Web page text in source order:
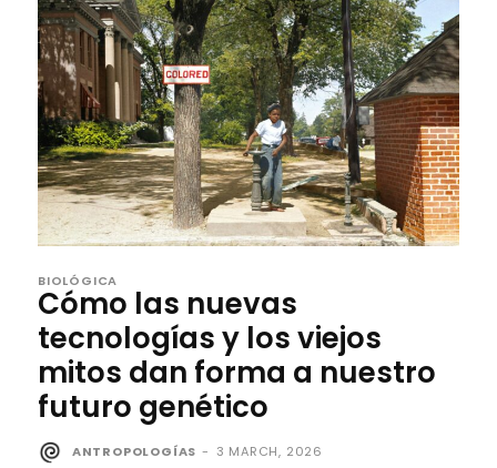
BIOLÓGICA
Cómo las nuevas
tecnologías y los viejos
mitos dan forma a nuestro
futuro genético
ANTROPOLOGÍAS - 3 MARCH, 2026